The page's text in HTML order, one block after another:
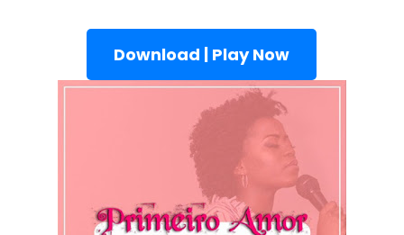
Download | Play Now